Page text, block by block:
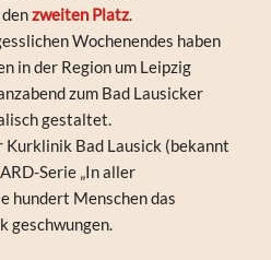
zweiten Platz.
Wochenendes haben
in der Region um Leipzig
zum Bad Lausicker
gestaltet.
Kurklinik Bad Lausick (bekannt
Serie „In aller
hundert Menschen das
geschwungen.